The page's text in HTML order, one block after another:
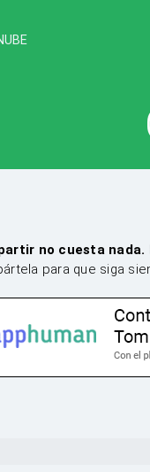
no cuesta nada.
para que siga